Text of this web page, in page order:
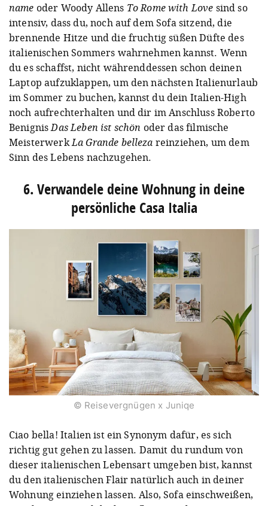
name oder Woody Allens To Rome with Love sind so
intensiv, dass du, noch auf dem Sofa sitzend, die
brennende Hitze und die fruchtig süßen Düfte des
italienischen Sommers wahrnehmen kannst. Wenn
du es schaffst, nicht währenddessen schon deinen
Laptop aufzuklappen, um den nächsten Italienurlaub
im Sommer zu buchen, kannst du dein Italien-High
noch aufrechterhalten und dir im Anschluss Roberto
BenignisDas Leben ist schön oder das filmische
MeisterwerkLa Grande belleza reinziehen, um dem
Sinn des Lebens nachzugehen.
6. Verwandele deine Wohnung in deine
persönliche Casa Italia
© Reisevergnügen x Juniqe
Ciao bella! Italien ist ein Synonym dafür, es sich
richtig gut gehen zu lassen. Damit du rundum von
dieser italienischen Lebensart umgeben bist, kannst
du den italienischen Flair natürlich auch in deiner
Wohnung einziehen lassen. Also, Sofa einschweißen,